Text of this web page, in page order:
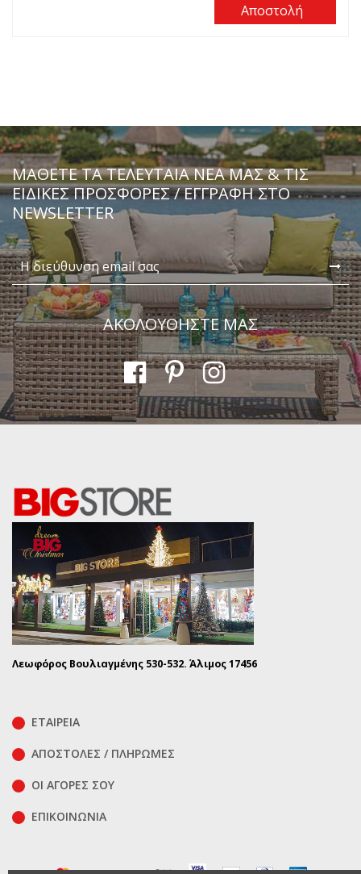
Αποστολή
ΜΆΘΕΤΕ ΤΑ ΤΕΛΕΥΤΑΊΑ ΝΈΑ ΜΑΣ & ΤΙΣ
ΕΙΔΙΚΈΣ ΠΡΟΣΦΟΡΈΣ / ΕΓΓΡΑΦΗ ΣΤΟ
NEWSLETTER
ΑΚΟΛΟΥΘΗΣΤΕ ΜΑΣ
Λεωφόρος Βουλιαγμένης 530-532. Άλιμος 17456
ΕΤΑΙΡΕΙΑ
ΑΠΟΣΤΟΛΕΣ / ΠΛΗΡΩΜΕΣ
ΟΙ ΑΓΟΡΕΣ ΣΟΥ
ΕΠΙΚΟΙΝΩΝΊΑ